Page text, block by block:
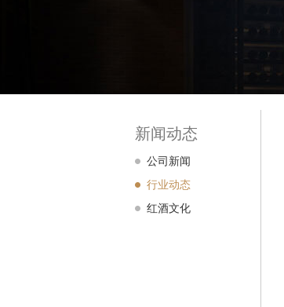
新闻动态
公司新闻
行业动态
红酒文化